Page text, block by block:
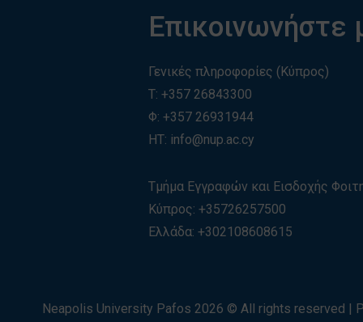
Επικοινωνήστε
Γενικές πληροφορίες (Κύπρος)
T:+357 26843300
Φ: +357 26931944
ΗΤ: info@nup.ac.cy
Τμήμα Εγγραφών και Εισδοχής
Κύπρος:+35726257500
Ελλάδα:+30210860861 5
Neapolis University Pafos 2026 © All rights reserved |